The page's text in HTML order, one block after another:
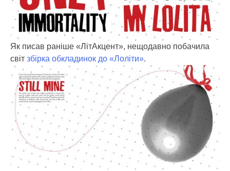
Як писав раніше «ЛітАкцент», нещодавно побачила
світ збірка обкладинок до «Лоліти».